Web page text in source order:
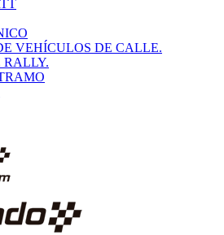
VEHÍCULOS DE CALLE.
RALLY.